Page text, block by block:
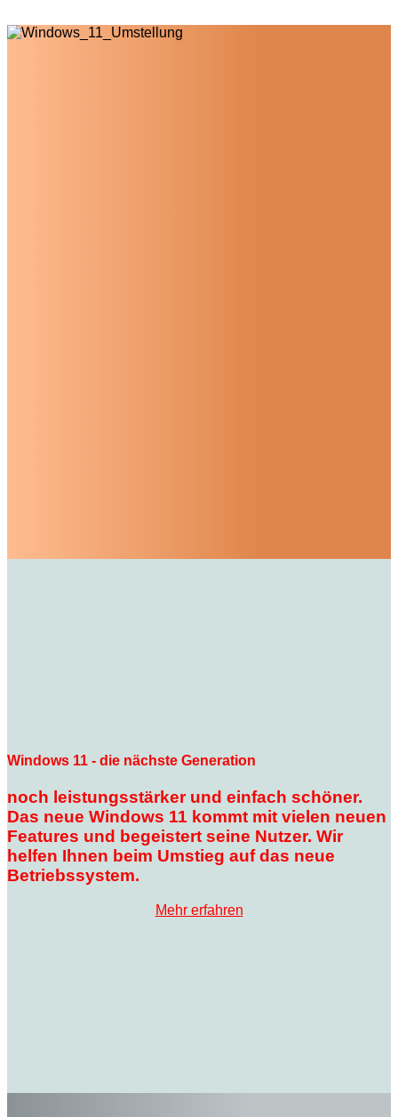
Windows 11 - die nächste Generation
noch leistungsstärker und einfach schöner.
Das neue Windows 11 kommt mit vielen neuen
Features und begeistert seine Nutzer. Wir
helfen Ihnen beim Umstieg auf das neue
Betriebssystem.
Mehr erfahren